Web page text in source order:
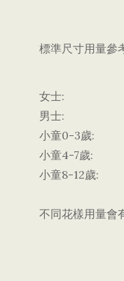
標準尺寸用量參
女士:
男士:
小童0-3歲:
小童4-7歲:
小童8-12歲:
不同花樣用量會